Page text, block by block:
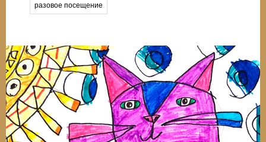
разовое посещение